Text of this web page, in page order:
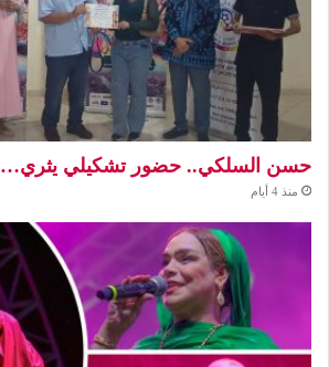
حسن السلكي.. حضور تشكيلي يثري…
منذ 4 أيام